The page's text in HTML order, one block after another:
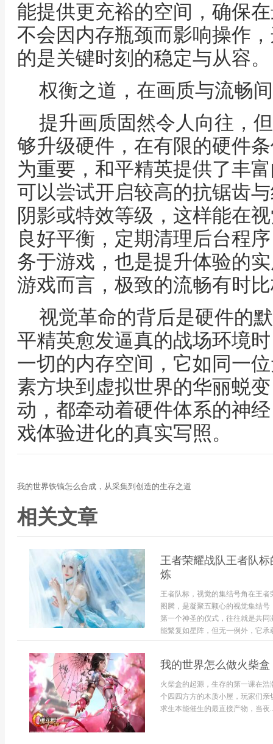
能提供更充裕的空间，确保
不会因内存瓶颈而影响操作
的是关键时刻的稳定与从容。
权衡之道，在画质与流畅
提升画质固然令人向往，
够升级硬件，在有限的硬件
为重要，和平精英提供了丰
可以尝试开启较高的抗锯齿
阴影或特效等级，这样能在
良好平衡，定期清理后台程
务于游戏，也是提升体验的
游戏而言，极致的流畅有时
视觉革命的背后是硬件的
平精英愈发逼真的战场环境
一切的内存空间，它如同一
素方块到虚拟世界的华丽蜕
动，都牵动着硬件体系的神
戏体验进化的真实写照。
我的世界铁镐怎么合成，从采集到创造的生存之道
相关文章
王者荣耀战队王者队
炼
王者队标，视觉的集结号角在王
图腾，是凝聚五颗心的视觉集结
第一个神圣的仪式，往往就是共
能繁复如星阵，但无一例外，它承
我的世界怎么做火柴
火柴盒的起源，生存的第一课在
个四四方方的木质小屋，玩家们
求生本能催生的最直接产物，当夜